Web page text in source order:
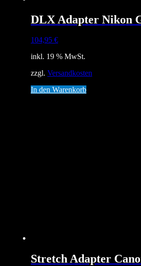
DLX Adapter Nikon
104,95 €
inkl. 19 % MwSt.
zzgl. Versandkosten
In den Warenkorb
Stretch Adapter